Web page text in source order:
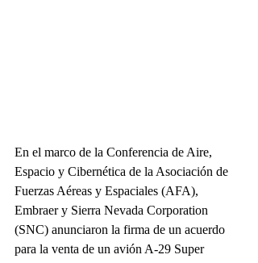
En el marco de la Conferencia de Aire,
Espacio y Cibernética de la Asociación de
Fuerzas Aéreas y Espaciales (AFA),
Embraer y Sierra Nevada Corporation
(SNC) anunciaron la firma de un acuerdo
para la venta de un avión A-29 Super